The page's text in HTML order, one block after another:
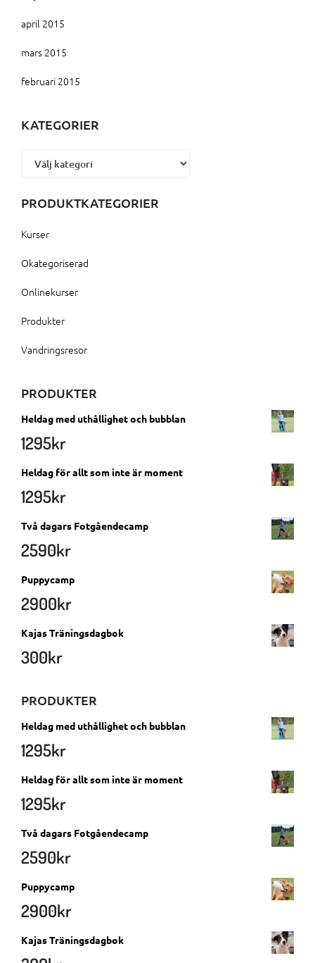
april 2015
mars 2015
februari 2015
KATEGORIER
Kategorier
PRODUKTKATEGORIER
Kurser
Okategoriserad
Onlinekurser
Produkter
Vandringsresor
PRODUKTER
Heldag med uthållighet och bubblan
1295kr
Heldag för allt som inte är moment
1295kr
Två dagars Fotgåendecamp
2590kr
Puppycamp
2900kr
Kajas Träningsdagbok
300kr
PRODUKTER
Heldag med uthållighet och bubblan
1295kr
Heldag för allt som inte är moment
1295kr
Två dagars Fotgåendecamp
2590kr
Puppycamp
2900kr
Kajas Träningsdagbok